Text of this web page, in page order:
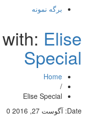
برگه نمونه
with:Elise
Special
Home
/
Elise Special
Date: آگوست 27, 2016 0